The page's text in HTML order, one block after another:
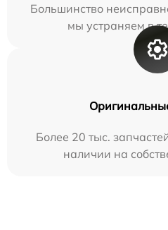
Большинство
мы устраняем в
Более 20 тыс.
наличии на